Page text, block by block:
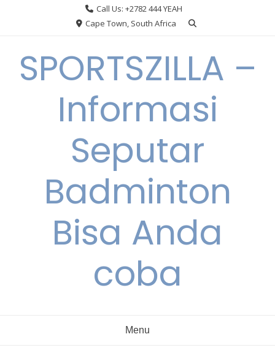
Call Us: +2782 444 YEAH
Cape Town, South Africa
SPORTSZILLA –
Informasi
Seputar
Badminton
Bisa Anda
coba
Menu